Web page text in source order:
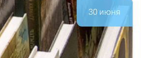
30 июня